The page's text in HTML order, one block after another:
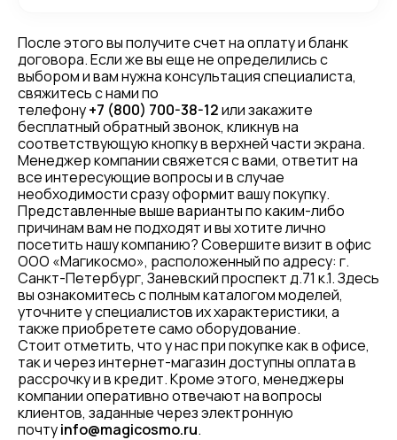
После этого вы получите счет на оплату и бланк
договора. Если же вы еще не определились с
выбором и вам нужна консультация специалиста,
свяжитесь с нами по
телефону+7 (800) 700-38-12или закажите
бесплатный обратный звонок, кликнув на
соответствующую кнопку в верхней части экрана.
Менеджер компании свяжется с вами, ответит на
все интересующие вопросы и в случае
необходимости сразу оформит вашу покупку.
Представленные выше варианты по каким-либо
причинам вам не подходят и вы хотите лично
посетить нашу компанию? Совершите визит в офис
ООО «Магикосмо», расположенный по адресу: г.
Санкт-Петербург, Заневский проспект д.71 к.1. Здесь
вы ознакомитесь с полным каталогом моделей,
уточните у специалистов их характеристики, а
также приобретете само оборудование.
Стоит отметить, что у нас при покупке как в офисе,
так и через интернет-магазин доступны оплата в
рассрочку и в кредит. Кроме этого, менеджеры
компании оперативно отвечают на вопросы
клиентов, заданные через электронную
почтуinfo@magicosmo.ru.